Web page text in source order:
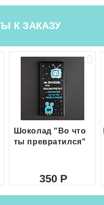
К ЗАКАЗУ
Шоколад "Во что
ты превратился"
350